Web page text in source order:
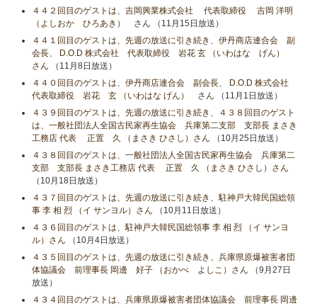
４４２回目のゲストは、吉岡興業株式会社 代表取締役 吉岡 洋明
（よしおか ひろあき） さん （11月15日放送）
４４１回目のゲストは、先週の放送に引き続き、伊丹商店連合会 副
会長、 D.O.D 株式会社 代表取締役 岩花 玄 （いわはな げん）
さん （11月8日放送）
４４０回目のゲストは、伊丹商店連合会 副会長、 D.O.D 株式会社
代表取締役 岩花 玄 （いわはな げん） さん （11月1日放送）
４３９回目のゲストは、先週の放送に引き続き、４３８回目のゲスト
は、一般社団法人全国古民家再生協会 兵庫第二支部 支部長 まさき
工務店 代表 正置 久 （まさき ひさし）さん （10月25日放送）
４３８回目のゲストは、一般社団法人全国古民家再生協会 兵庫第二
支部 支部長 まさき工務店 代表 正置 久 （まさき ひさし）さん
（10月18日放送）
４３７回目のゲストは、先週の放送に引き続き、駐神戸大韓民国総領
事 李 相 烈 （イ サンヨル）さん （10月11日放送）
４３６回目のゲストは、駐神戸大韓民国総領事 李 相 烈 （イ サンヨ
ル）さん （10月4日放送）
４３５回目のゲストは、先週の放送に引き続き、兵庫県原爆被害者団
体協議会 前理事長 岡邊 好子 （おかべ よしこ）さん （9月27日
放送）
４３４回目のゲストは、兵庫県原爆被害者団体協議会 前理事長 岡邊